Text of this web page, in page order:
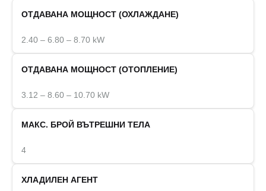
ОТДАВАНА МОЩНОСТ (ОХЛАЖДАНЕ)
2.40 – 6.80 – 8.70 kW
ОТДАВАНА МОЩНОСТ (ОТОПЛЕНИЕ)
3.12 – 8.60 – 10.70 kW
МАКС. БРОЙ ВЪТРЕШНИ ТЕЛА
4
ХЛАДИЛЕН АГЕНТ